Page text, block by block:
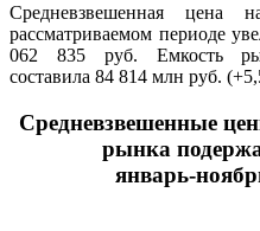
Средневзвешенная цена
рассматриваемом периоде
062 835 руб. Емкость
составила 84 814 млн руб.
Средневзвешенные
рынка
январь-